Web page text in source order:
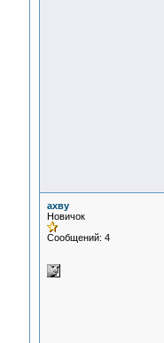
ахву
Новичок
Сообщений: 4